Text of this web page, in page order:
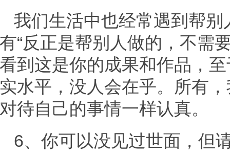
我们生活中也经常遇到帮
有“反正是帮别人做的，不需
看到这是你的成果和作品，
实水平，没人会在乎。所有
对待自己的事情一样认真。
6、你可以没见过世面，但